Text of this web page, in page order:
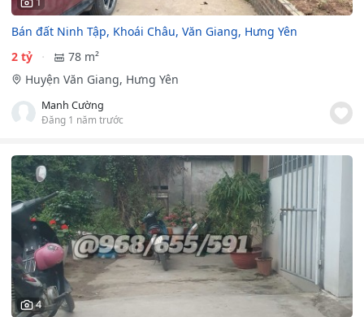
Bán đất Ninh Tập, Khoái Châu, Văn Giang, Hưng Yên
2 tỷ
78 m²
Huyện Văn Giang, Hưng Yên
Manh Cường
Đăng 1 năm trước
4